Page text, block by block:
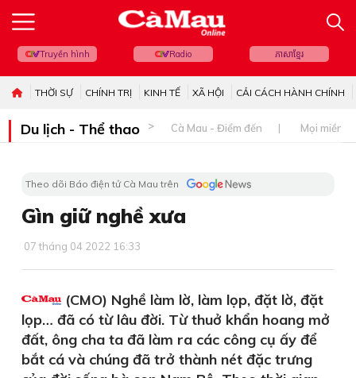
Truyền hình Radio ភាសាខ្មែរ
THỜI SỰ CHÍNH TRỊ KINH TẾ XÃ HỘI CẢI CÁCH HÀNH CHÍNH
Du lịch - Thể thao Cà Mau - Điểm đến Mọi miền
Theo dõi Báo điện tử Cà Mau trên
Gìn giữ nghề xưa
07 tháng 04 2022 16:33
(CMO) Nghề làm lờ, làm lọp, đặt lờ, đặt
lọp… đã có từ lâu đời. Từ thuở khẩn hoang mở
đất, ông cha ta đã làm ra các công cụ ấy để
bắt cá và chúng đã trở thành nét đặc trưng